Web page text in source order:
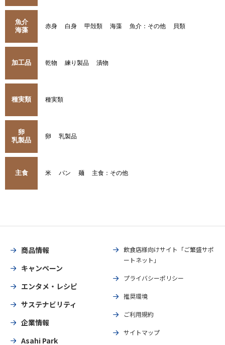
魚介
海藻
赤身 白身 甲殻類 海藻 魚介：その他 貝類
加工品 乾物 練り製品 漬物
種実類 種実類
卵
乳製品
卵 乳製品
主食 米 パン 麺 主食：その他
商品情報
キャンペーン
エンタメ・レシピ
サステナビリティ
企業情報
Asahi Park
飲食店様向けサイト「ご繁盛サポ
ートネット」
プライバシーポリシー
推奨環境
ご利用規約
サイトマップ